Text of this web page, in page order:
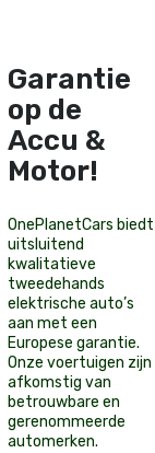
Garantie
op de
Accu &
Motor!
OnePlanetCars biedt
uitsluitend
kwalitatieve
tweedehands
elektrische auto’s
aan met een
Europese garantie.
Onze voertuigen zijn
afkomstig van
betrouwbare en
gerenommeerde
automerken.